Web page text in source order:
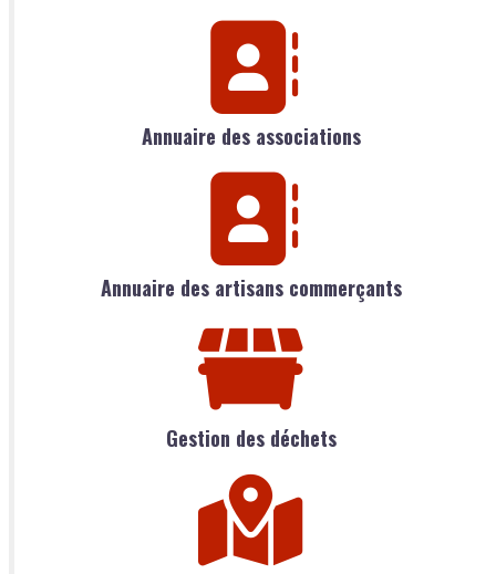
Annuaire des associations
Annuaire des artisans commerçants
Gestion des déchets